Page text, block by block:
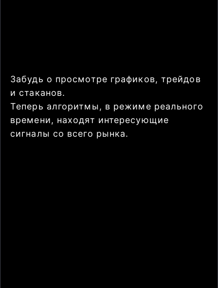
Забудь о просмотре графиков, трейдов
и стаканов.
Теперь алгоритмы, в режиме реального
времени, находят интересующие
сигналы со всего рынка.